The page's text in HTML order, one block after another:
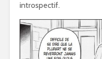
introspectif.